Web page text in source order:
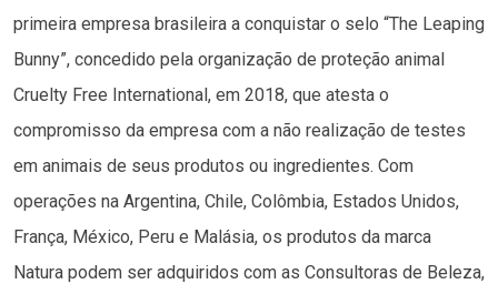
primeira empresa brasileira a conquistar o selo “The Leaping
Bunny”, concedido pela organização de proteção animal
Cruelty Free International, em 2018, que atesta o
compromisso da empresa com a não realização de testes
em animais de seus produtos ou ingredientes. Com
operações na Argentina, Chile, Colômbia, Estados Unidos,
França, México, Peru e Malásia, os produtos da marca
Natura podem ser adquiridos com as Consultoras de Beleza,